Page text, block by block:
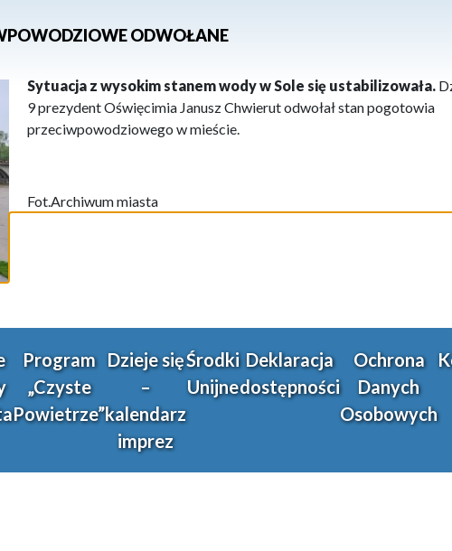
ODWOŁANE
Sytuacja z wysokim stanem wody w Sole się ustabilizowała.
9 prezydent Oświęcimia Janusz Chwierut odwołał stan pogotowia
przeciwpowodziowego w mieście.
Fot.Archiwum miasta
Program
„Czyste
Powietrze”
Dzieje się
–
kalendarz
imprez
Środki
Unijne
Deklaracja
dostępności
Ochrona
Danych
Osobowych